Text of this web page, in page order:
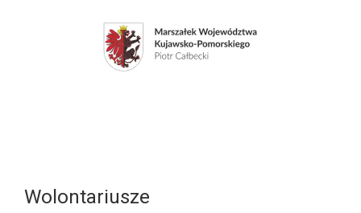
Wolontariusze